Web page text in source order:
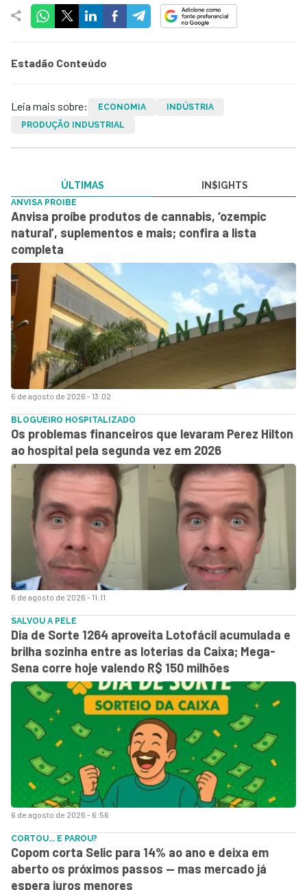
Estadão Conteúdo
Leia mais sobre: ECONOMIA
INDÚSTRIA
PRODUÇÃO INDUSTRIAL
ÚLTIMAS IN$IGHTS
6 de agosto de 2026 - 13:02
ANVISA PROIBE
Anvisa proíbe produtos de cannabis, ‘ozempic
natural’, suplementos e mais; confira a lista
completa
6 de agosto de 2026 - 11:11
BLOGUEIRO HOSPITALIZADO
Os problemas financeiros que levaram Perez Hilton
ao hospital pela segunda vez em 2026
6 de agosto de 2026 - 6:56
SALVOU A PELE
Dia de Sorte 1264 aproveita Lotofácil acumulada e
brilha sozinha entre as loterias da Caixa; Mega-
Sena corre hoje valendo R$ 150 milhões
CORTOU... E PAROU?
Copom corta Selic para 14% ao ano e deixa em
aberto os próximos passos — mas mercado já
espera juros menores